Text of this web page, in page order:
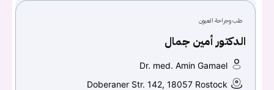
طب وجراحة العيون
الدكتور أمين جمال
Dr. med. Amin Gamael
Doberaner Str. 142, 18057 Rostock